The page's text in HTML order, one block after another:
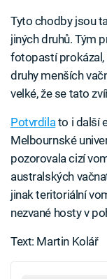
Tyto chodby jsou
jiných druhů. Tým
fotopastí prokázal,
druhy menších
velké, že se tato
Potvrdila to i další
Melbournské
pozorovala cizí
australských
jinak teritoriální
nezvané hosty v
Text: Martin Kolář